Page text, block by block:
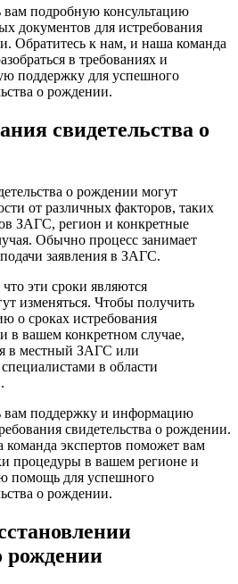
подробную консультацию
документов для истребования
Обратитесь к нам, и наша команда
в требованиях и
поддержку для успешного
о рождении.
свидетельства о
о рождении могут
от различных факторов, таких
ЗАГС, регион и конкретные
Обычно процесс занимает
заявления в ЗАГС.
эти сроки являются
изменяться. Чтобы получить
о сроках истребования
в вашем конкретном случае,
в местный ЗАГС или
в области
вам поддержку и информацию
свидетельства о рождении.
экспертов поможет вам
процедуры в вашем регионе и
помощь для успешного
о рождении.
рождении